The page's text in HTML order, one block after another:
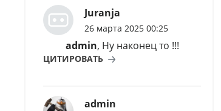
Juranja
26 марта 2025 00:25
admin, Ну наконец то !!!
ЦИТИРОВАТЬ
admin